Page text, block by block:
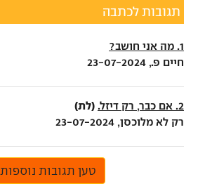
תגובות לכתבה
1. מה אני חושב?
חיים פ., 23-07-2024
2. אם כבר, רק דיזל. (לת)
רק לא מלוכסן, 23-07-2024
טען תגובות נוספות